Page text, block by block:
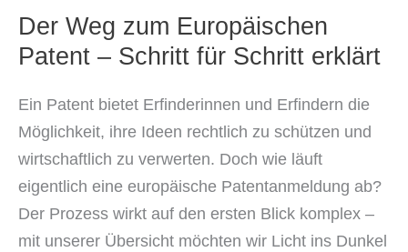
Der Weg zum Europäischen
Patent – Schritt für Schritt erklärt
Ein Patent bietet Erfinderinnen und Erfindern die
Möglichkeit, ihre Ideen rechtlich zu schützen und
wirtschaftlich zu verwerten. Doch wie läuft
eigentlich eine europäische Patentanmeldung ab?
Der Prozess wirkt auf den ersten Blick komplex –
mit unserer Übersicht möchten wir Licht ins Dunkel